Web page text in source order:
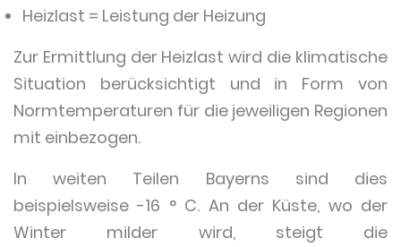
Heizlast = Leistung der Heizung
Zur Ermittlung der Heizlast wird die klimatische
Situation berücksichtigt und in Form von
Normtemperaturen für die jeweiligen Regionen
mit einbezogen.
In weiten Teilen Bayerns sind dies
beispielsweise -16 ° C. An der Küste, wo der
Winter milder wird, steigt die